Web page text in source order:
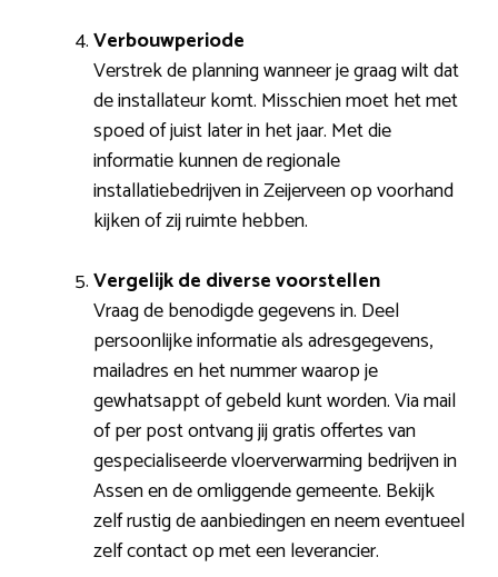
Verbouwperiode
Verstrek de planning wanneer je graag wilt dat
de installateur komt. Misschien moet het met
spoed of juist later in het jaar. Met die
informatie kunnen de regionale
installatiebedrijven in Zeijerveen op voorhand
kijken of zij ruimte hebben.
Vergelijk de diverse voorstellen
Vraag de benodigde gegevens in. Deel
persoonlijke informatie als adresgegevens,
mailadres en het nummer waarop je
gewhatsappt of gebeld kunt worden. Via mail
of per post ontvang jij gratis offertes van
gespecialiseerde vloerverwarming bedrijven in
Assen en de omliggende gemeente. Bekijk
zelf rustig de aanbiedingen en neem eventueel
zelf contact op met een leverancier.